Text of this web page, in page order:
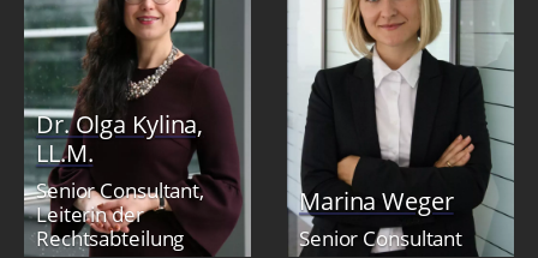
Dr. Olga Kylina,
LL.M.
Senior Consultant,
Leiterin der
Rechtsabteilung
Marina Weger
Senior Consultant